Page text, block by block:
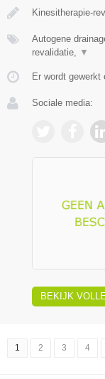
Kinesitherapie-
Autogene
revalidatie,
▼
Er wordt gewerkt
Sociale media:
BEKIJK
1 2 3 4